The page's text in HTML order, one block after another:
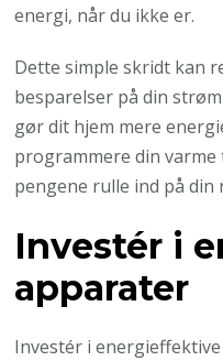
energi, når du ikke er.
Dette simple skridt kan
besparelser på din
gør dit hjem mere
programmere din
pengene rulle ind på
Investér i
apparater
Investér i